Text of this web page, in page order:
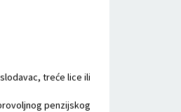
treće lice ili
penzijskog